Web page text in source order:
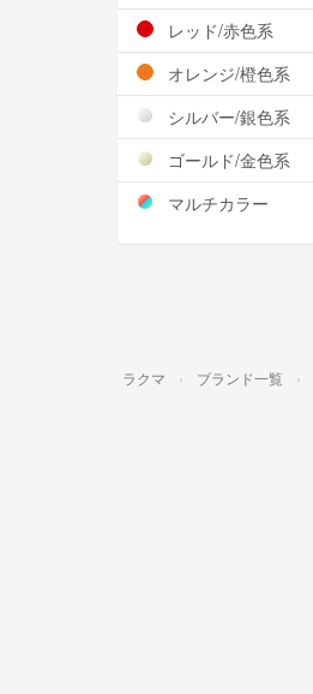
レッド/赤色系
オレンジ/橙色系
シルバー/銀色系
ゴールド/金色系
マルチカラー
ラクマ ブランド一覧